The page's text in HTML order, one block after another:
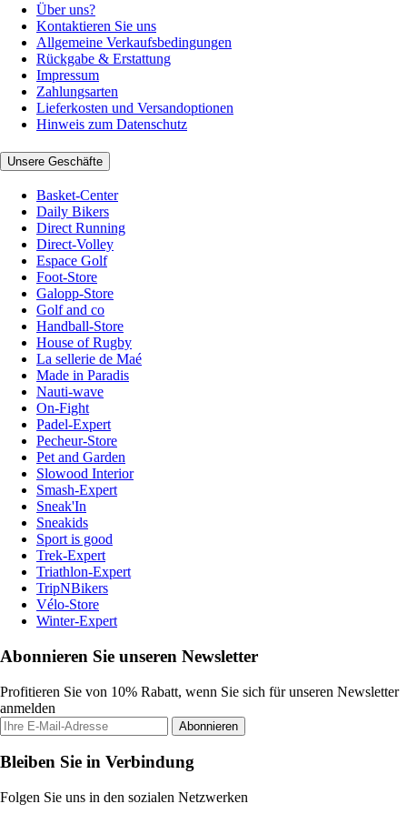
Über uns?
Kontaktieren Sie uns
Allgemeine Verkaufsbedingungen
Rückgabe & Erstattung
Impressum
Zahlungsarten
Lieferkosten und Versandoptionen
Hinweis zum Datenschutz
Unsere Geschäfte
Basket-Center
Daily Bikers
Direct Running
Direct-Volley
Espace Golf
Foot-Store
Galopp-Store
Golf and co
Handball-Store
House of Rugby
La sellerie de Maé
Made in Paradis
Nauti-wave
On-Fight
Padel-Expert
Pecheur-Store
Pet and Garden
Slowood Interior
Smash-Expert
Sneak'In
Sneakids
Sport is good
Trek-Expert
Triathlon-Expert
TripNBikers
Vélo-Store
Winter-Expert
Abonnieren Sie unseren Newsletter
Profitieren Sie von 10% Rabatt, wenn Sie sich für unseren Newsletter
anmelden
Abonnieren
Bleiben Sie in Verbindung
Folgen Sie uns in den sozialen Netzwerken